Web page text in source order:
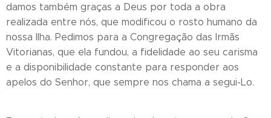
damos também graças a Deus por toda a obra
realizada entre nós, que modificou o rosto humano da
nossa Ilha. Pedimos para a Congregação das Irmãs
Vitorianas, que ela fundou, a fidelidade ao seu carisma
e a disponibilidade constante para responder aos
apelos do Senhor, que sempre nos chama a segui-Lo.